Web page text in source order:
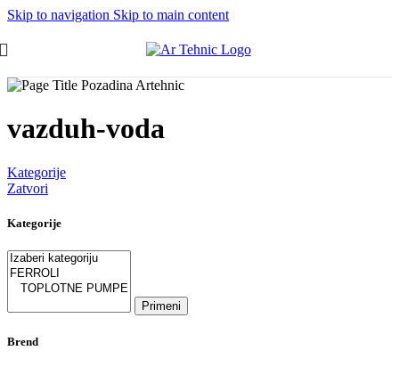
Skip to navigation Skip to main content
vazduh-voda
Kategorije
Zatvori
Kategorije
Primeni
Brend